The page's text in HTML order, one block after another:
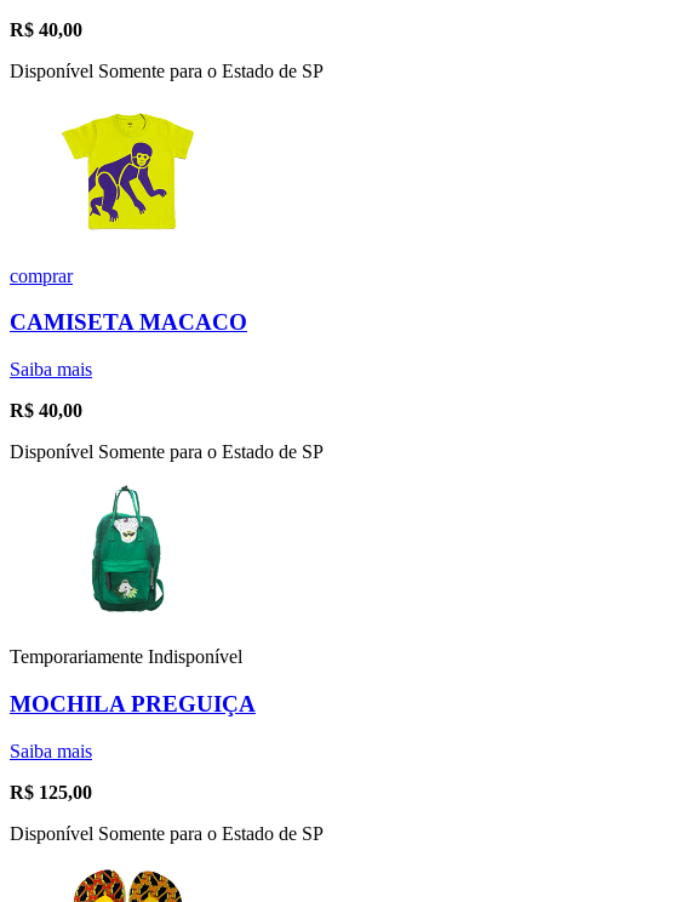
R$ 40,00
Disponível Somente para o Estado de SP
comprar
CAMISETA MACACO
Saiba mais
R$ 40,00
Disponível Somente para o Estado de SP
Temporariamente Indisponível
MOCHILA PREGUIÇA
Saiba mais
R$ 125,00
Disponível Somente para o Estado de SP